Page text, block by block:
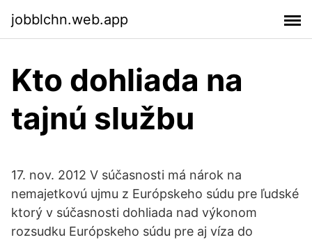
jobblchn.web.app
Kto dohliada na
tajnú službu
17. nov. 2012 V súčasnosti má nárok na
nemajetkovú ujmu z Európskeho súdu pre ľudské
ktorý v súčasnosti dohliada nad výkonom
rozsudku Európskeho súdu pre aj víza do